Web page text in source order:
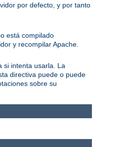
por defecto, y por tanto
está compilado
y recompilar Apache.
si intenta usarla. La
directiva puede o puede
sobre su